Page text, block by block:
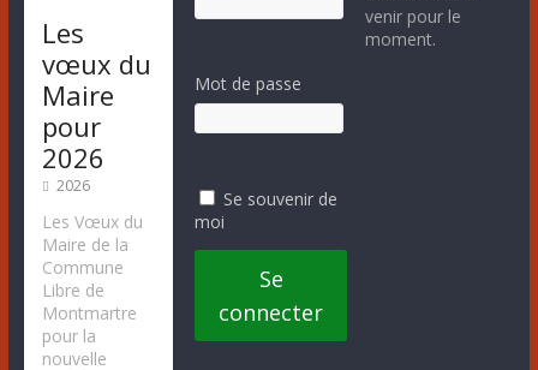
Les
vœux du
Maire
pour
2026
2026
Les Vœux du
Maire de la
Commune
Libre de
Montmartre
pour la
nouvelle
Mot de passe
Se souvenir de
moi
Se
connecter
venir pour le
moment.